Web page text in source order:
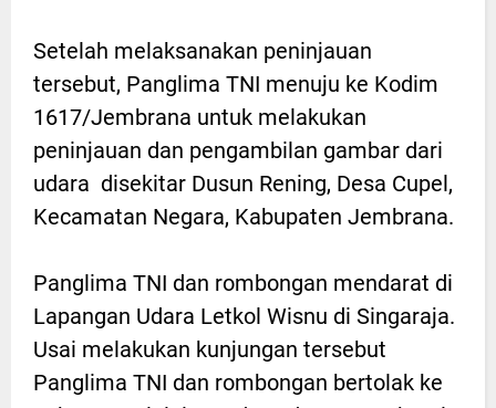
Setelah melaksanakan peninjauan
tersebut, Panglima TNI menuju ke Kodim
1617/Jembrana untuk melakukan
peninjauan dan pengambilan gambar dari
udara disekitar Dusun Rening, Desa Cupel,
Kecamatan Negara, Kabupaten Jembrana.
Panglima TNI dan rombongan mendarat di
Lapangan Udara Letkol Wisnu di Singaraja.
Usai melakukan kunjungan tersebut
Panglima TNI dan rombongan bertolak ke